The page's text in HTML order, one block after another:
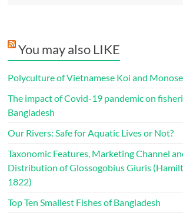
You may also LIKE
Polyculture of Vietnamese Koi and
The impact of Covid-19 pandemic on
Bangladesh
Our Rivers: Safe for Aquatic Lives or Not?
Taxonomic Features, Marketing Channel
Distribution of Glossogobius Giuris
1822)
Top Ten Smallest Fishes of Bangladesh